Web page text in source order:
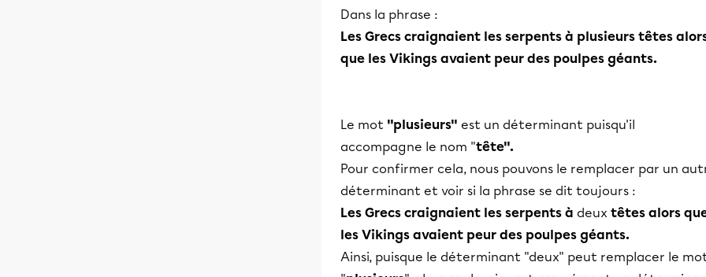
Dans la phrase :
Les Grecs craignaient les serpents à plusieurs têtes
que les Vikings avaient peur des poulpes géants.
Le mot "plusieurs" est un déterminant puisqu'il
accompagne le nom "tête".
Pour confirmer cela, nous pouvons le remplacer par un
déterminant et voir si la phrase se dit toujours :
Les Grecs craignaient les serpents à deux têtes alors
les Vikings avaient peur des poulpes géants.
Ainsi, puisque le déterminant "deux" peut remplacer le